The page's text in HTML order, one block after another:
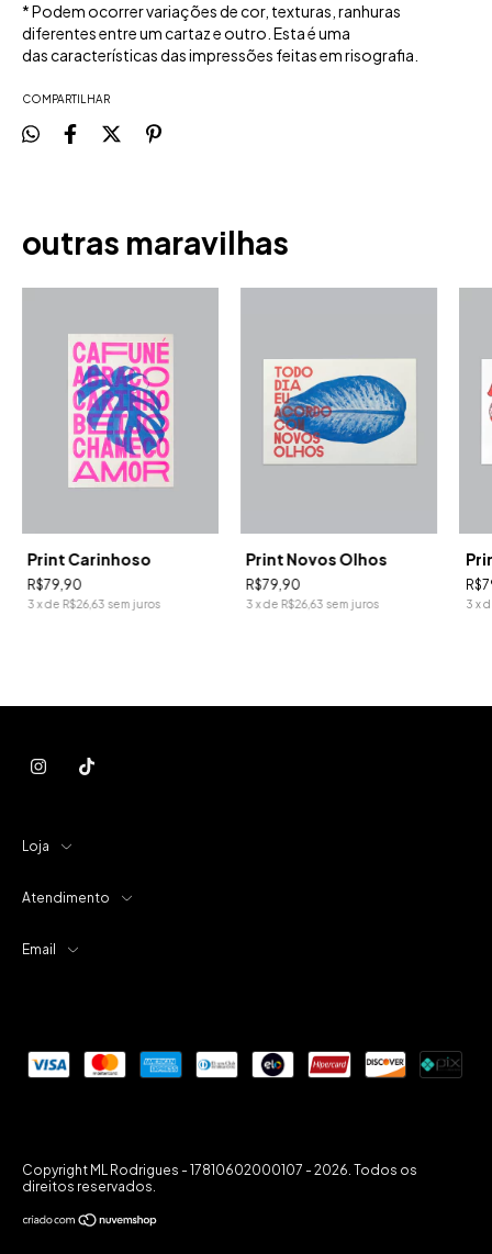
* Podem ocorrer variações de cor, texturas, ranhuras
diferentes entre um cartaz e outro. Esta é uma
das características das impressões feitas em risografia.
COMPARTILHAR
outras maravilhas
Print Carinhoso
R$79,90
3 xde R$26,63 sem juros
Print Novos Olhos
R$79,90
3 xde R$26,63 sem juros 3 x
Loja
Atendimento
Email
Copyright ML Rodrigues - 17810602000107 - 2026. Todos os
direitos reservados.